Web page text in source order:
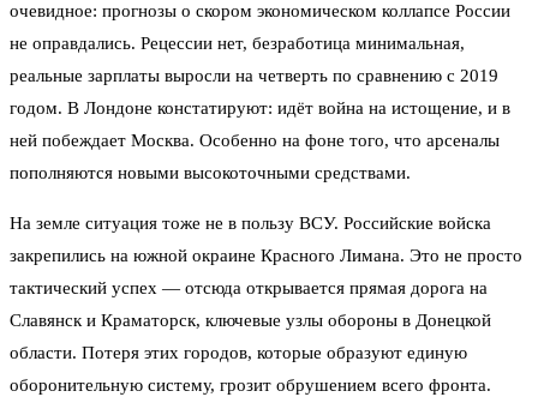
очевидное: прогнозы о скором экономическом коллапсе России
не оправдались. Рецессии нет, безработица минимальная,
реальные зарплаты выросли на четверть по сравнению с 2019
годом. В Лондоне констатируют: идёт война на истощение, и в
ней побеждает Москва. Особенно на фоне того, что арсеналы
пополняются новыми высокоточными средствами.
На земле ситуация тоже не в пользу ВСУ. Российские войска
закрепились на южной окраине Красного Лимана. Это не просто
тактический успех — отсюда открывается прямая дорога на
Славянск и Краматорск, ключевые узлы обороны в Донецкой
области. Потеря этих городов, которые образуют единую
оборонительную систему, грозит обрушением всего фронта.